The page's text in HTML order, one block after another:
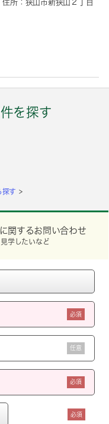
住所：狭山市新狭山２丁目
を探す
探す
関するお問い合わせ
学したいなど
必須
任意
必須
必須